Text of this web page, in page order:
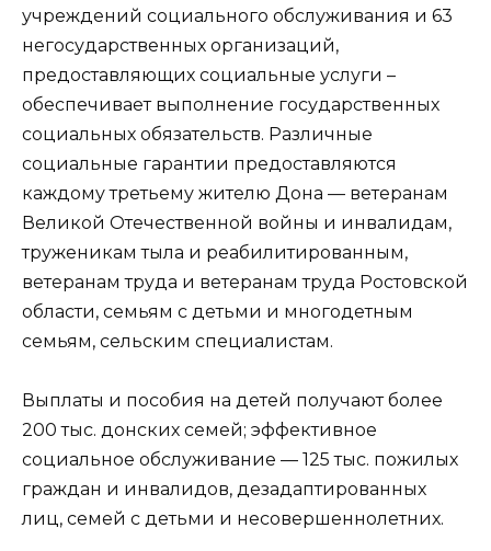
учреждений социального обслуживания и 63
негосударственных организаций,
предоставляющих социальные услуги –
обеспечивает выполнение государственных
социальных обязательств. Различные
социальные гарантии предоставляются
каждому третьему жителю Дона — ветеранам
Великой Отечественной войны и инвалидам,
труженикам тыла и реабилитированным,
ветеранам труда и ветеранам труда Ростовской
области, семьям с детьми и многодетным
семьям, сельским специалистам.
Выплаты и пособия на детей получают более
200 тыс. донских семей; эффективное
социальное обслуживание — 125 тыс. пожилых
граждан и инвалидов, дезадаптированных
лиц, семей с детьми и несовершеннолетних.